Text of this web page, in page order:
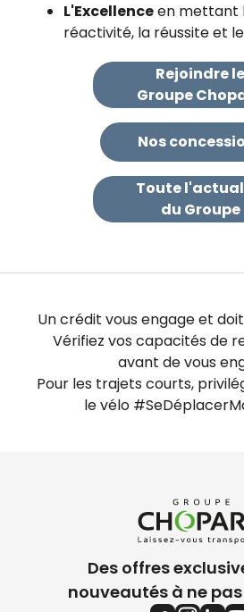
L'Excellenceen mettant
réactivité, la réussite et
Rejoindre le
Groupe
Nos
Toute
du Groupe
Un crédit vous engage et
Vérifiez vos capacités de
avant de vous
Pour les trajets courts,
le vélo
Des offres
nouveautés à ne